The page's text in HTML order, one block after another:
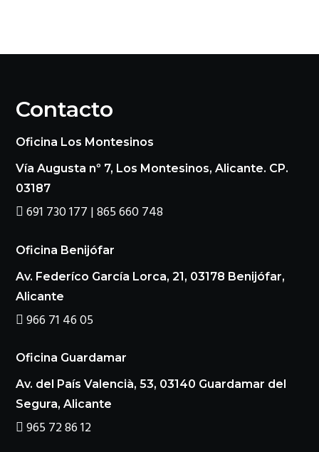
Contacto
Oficina Los Montesinos
Vía Augusta nº 7, Los Montesinos, Alicante. CP.
03187
691 730 177 | 865 660 748
Oficina Benijófar
Av. Federíco García Lorca, 21, 03178 Benijófar,
Alicante
966 71 46 05
Oficina Guardamar
Av. del País Valencià, 53, 03140 Guardamar del
Segura, Alicante
965 72 86 12